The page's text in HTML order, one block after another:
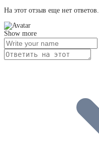
На этот отзыв еще нет ответов.
Show more